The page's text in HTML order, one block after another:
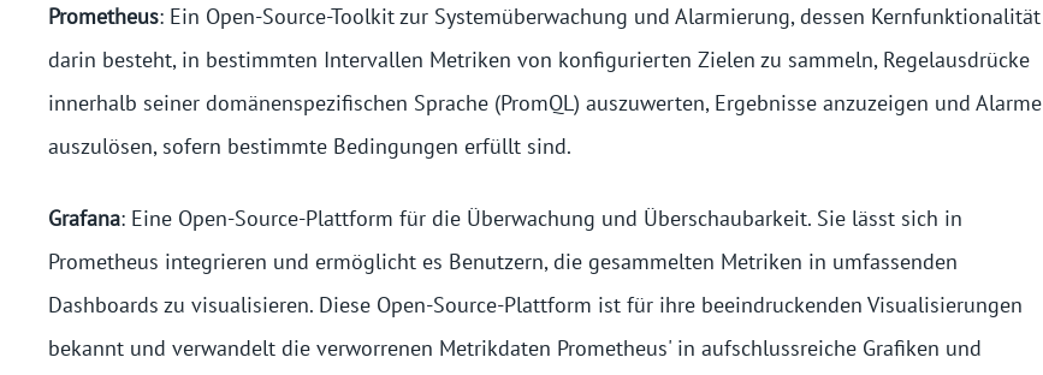
Prometheus: Ein Open-Source-Toolkit zur Systemüberwachung und Alarmierung, dessen Kernfunktionalität
darin besteht, in bestimmten Intervallen Metriken von konfigurierten Zielen zu sammeln, Regelausdrücke
innerhalb seiner domänenspezifischen Sprache (PromQL) auszuwerten, Ergebnisse anzuzeigen und Alarme
auszulösen, sofern bestimmte Bedingungen erfüllt sind.
Grafana: Eine Open-Source-Plattform für die Überwachung und Überschaubarkeit. Sie lässt sich in
Prometheus integrieren und ermöglicht es Benutzern, die gesammelten Metriken in umfassenden
Dashboards zu visualisieren. Diese Open-Source-Plattform ist für ihre beeindruckenden Visualisierungen
bekannt und verwandelt die verworrenen Metrikdaten Prometheus' in aufschlussreiche Grafiken und